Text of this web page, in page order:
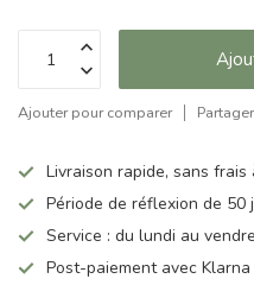
Ajouter pour comparer
Livraison rapide, sans
Période de réflexion de 50
Service : du lundi au
Post-paiement avec Klarna